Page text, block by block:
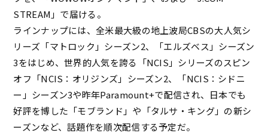
STREAM」で届ける。
ラインナップには、全米最大級の地上波局CBSの大人気シ
リーズ「マトロック」シーズン2、「エルズベス」シーズン
3をはじめ、世界的人気を誇る「NCIS」シリーズのスピン
オフ「NCIS：オリジンズ」シーズン2、「NCIS：シドニ
ー」シーズン3や昨年Paramount+で配信され、日本でも
好評を博した「モブランド」や「タルサ・キング」の新シ
ーズンなど、話題作を順次配信する予定だ。